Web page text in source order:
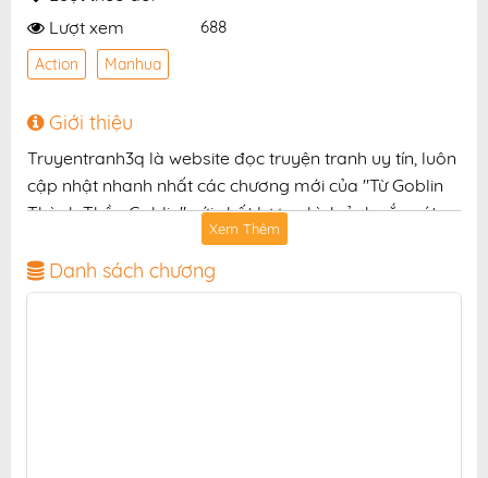
Lượt xem 688
Action Manhua
Giới thiệu
Truyentranh3q là website đọc truyện tranh uy tín, luôn
cập nhật nhanh nhất các chương mới của "Từ Goblin
Thành Thần Goblin" với chất lượng hình ảnh sắc nét,
bản dịch chuẩn và giao diện thân thiện, mang đến trải
nghiệm đọc truyện hấp dẫn, tiện lợi, hoàn toàn miễn
phí cho độc giả yêu thích truyện tranh online.
Xem Thêm
Danh sách chương